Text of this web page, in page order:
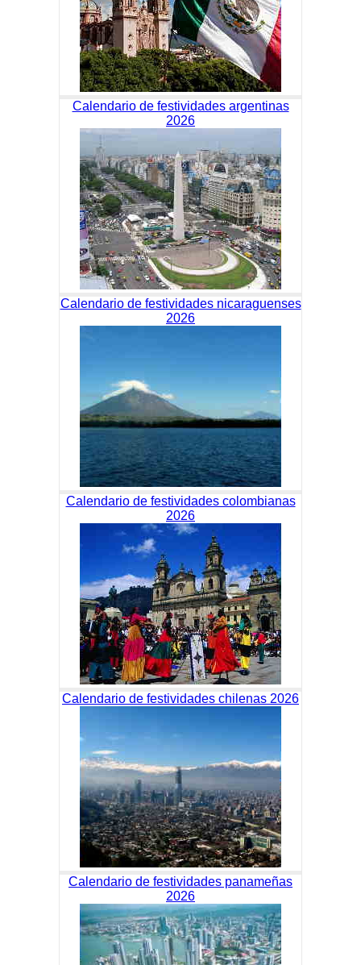
Calendario de festividades argentinas
2026
Calendario de festividades nicaraguenses
2026
Calendario de festividades colombianas
2026
Calendario de festividades chilenas 2026
Calendario de festividades panameñas
2026